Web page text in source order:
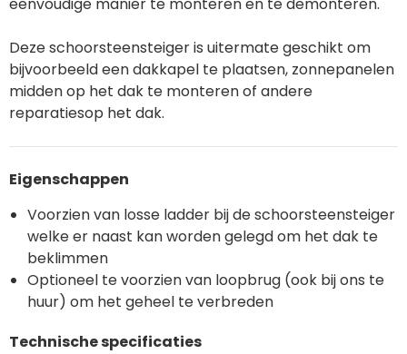
eenvoudige manier te monteren en te demonteren.
Deze schoorsteensteiger is uitermate geschikt om
bijvoorbeeld een dakkapel te plaatsen, zonnepanelen
midden op het dak te monteren of andere
reparatiesop het dak.
Eigenschappen
Voorzien van losse ladder bij de schoorsteensteiger
welke er naast kan worden gelegd om het dak te
beklimmen
Optioneel te voorzien van loopbrug (ook bij ons te
huur) om het geheel te verbreden
Technische specificaties